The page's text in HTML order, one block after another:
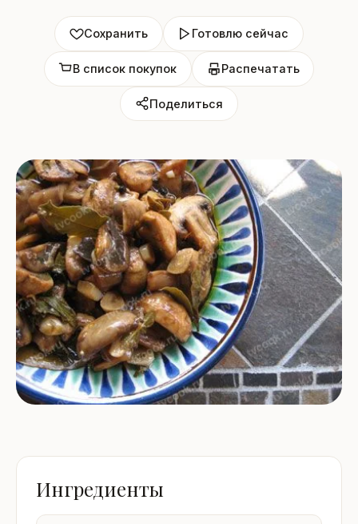
Сохранить Готовлю сейчас
В список покупок Распечатать
Поделиться
Ингредиенты